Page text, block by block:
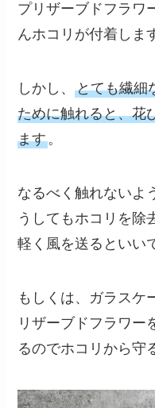
プリザーブドフラワ
んホコリが付着しま
しかし、とても繊細
ために触れると、花
ます。
なるべく触れないよ
うしてもホコリを除
軽く風を送るといい
もしくは、ガラスケ
リザーブドフラワー
るのでホコリから守